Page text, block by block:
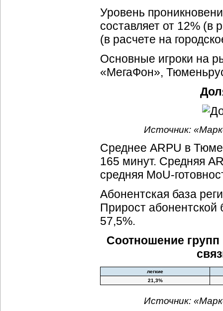
Уровень
составляет от 12% (в
(в расчете на
Основные игроки на
«МегаФон»,
Источник:
Среднее ARPU в
165 минут. Средняя
средняя MoU-
Абонентская база
Прирост абонентской
57,5%.
Соотношение
легкие
21,3%
Источник: